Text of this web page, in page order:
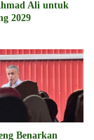
Ali untuk
2029
Benarkan